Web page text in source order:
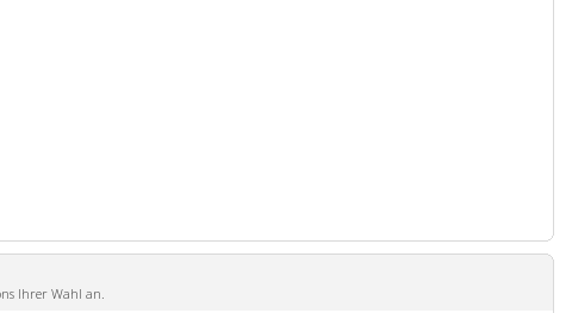
Ihrer Wahl an.